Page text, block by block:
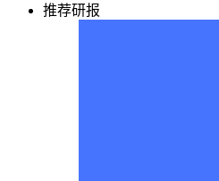
推荐研报